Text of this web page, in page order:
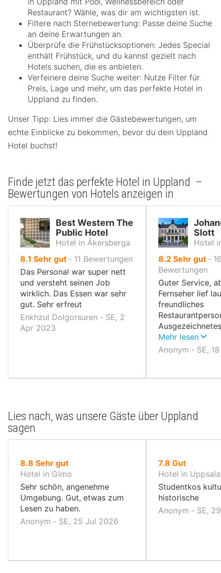
Restaurant? Wähle, was dir am wichtigsten ist.
Filtere nach Sternebewertung: Passe deine Suche
an deine Erwartungen an.
Überprüfe die Frühstücksoptionen: Jedes Special
enthält Frühstück, und du kannst gezielt nach
Hotels suchen, die es anbieten.
Verfeinere deine Suche weiter: Nutze Filter für
Preis, Lage und mehr, um das perfekte Hotel in
Uppland zu finden.
Unser Tipp: Lies immer die Gästebewertungen, um
echte Einblicke zu bekommen, bevor du dein Uppland
Hotel buchst!
Finde jetzt das perfekte Hotel in Uppland –
Bewertungen von Hotels anzeigen in
Best Western The
Public Hotel
Hotel in Åkersberga
8.1 von
10,
Sehr gut ‐ 11 Bewertungen
Das Personal war super nett
und versteht seinen Job
wirklich. Das Essen war sehr
gut. Sehr erfreut
Enkhzul Dolgorsuren ‐ SE, 2
Apr 2023
Slott
Hotel
8.2 von
10,
Sehr gut ‐
Bewertungen
Guter Service,
Fernseher lief
freundliches
Menü.
Mehr lesen
Anonym ‐ SE,
Lies nach, was unsere Gäste über Uppland
sagen
8.8 von
10,
Sehr gut
Hotel in Gimo
Sehr schön, angenehme
Umgebung. Gut, etwas zum
Lesen zu haben.
Anonym ‐ SE, 25 Jul 2026
7.8 von
10,
Gut
Hotel in Uppsala
Studentkos
historische
Anonym ‐ SE,